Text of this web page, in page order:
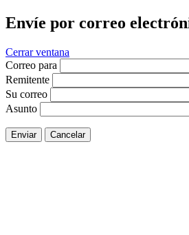
Envíe por correo
Cerrar ventana
Correo para
Remitente
Su correo
Asunto
Enviar Cancelar